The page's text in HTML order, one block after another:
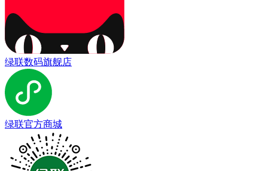
绿联数码旗舰店
绿联官方商城